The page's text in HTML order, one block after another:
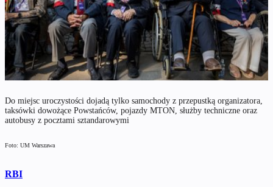
Do miejsc uroczystości dojadą tylko samochody z przepustką organizatora,
taksówki dowożące Powstańców, pojazdy MTON, służby techniczne oraz
autobusy z pocztami sztandarowymi
Foto: UM Warszawa
RBI